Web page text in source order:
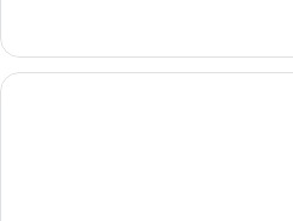
的
詳
情